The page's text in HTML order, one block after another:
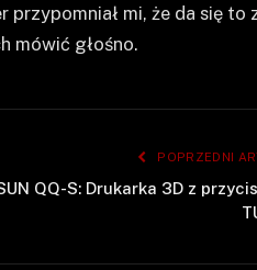
przypomniał mi, że da się
mówić głośno.
POPRZEDNI
QQ-S: Drukarka 3D z